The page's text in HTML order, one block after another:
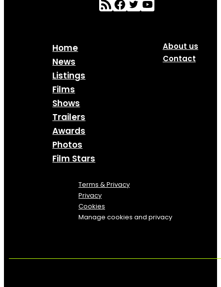
Home
News
Listings
Films
Shows
Trailers
Awards
Photos
Film Stars
About us
Contact
Terms & Privacy
Privacy
Cookies
Manage cookies and privacy